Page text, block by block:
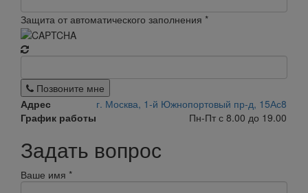
Защита от автоматического заполнения *
Позвоните мне
Адрес
г. Москва, 1-й Южнопортовый пр-д, 15Ас8
График работы
Пн-Пт с 8.00 до 19.00
Задать вопрос
Ваше имя *